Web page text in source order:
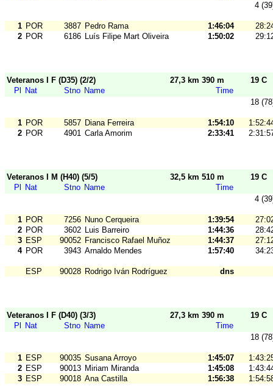
4
1 POR 3887 Pedro Rama 1:46:04
2 POR 6186 Luís Filipe Mart Oliveira 1:50:02
Veteranos I F (D35) (2/2) 27,3 km 390 m
19 C
Pl
Nat Stno Name
Time
18
1 POR 5857 Diana Ferreira 1:54:10
2 POR 4901 Carla Amorim 2:33:41
Veteranos I M (H40) (5/5) 32,5 km 510 m
19 C
Pl
Nat Stno Name
Time
4
1 POR 7256 Nuno Cerqueira 1:39:54
2 POR 3602 Luis Barreiro 1:44:36
3 ESP 90052 Francisco Rafael Muñoz 1:44:37
4 POR 3943 Arnaldo Mendes 1:57:40
ESP 90028 Rodrigo Iván Rodríguez dns
Veteranos I F (D40) (3/3) 27,3 km 390 m
19 C
Pl
Nat Stno Name
Time
18
1 ESP 90035 Susana Arroyo 1:45:07
2 ESP 90013 Miriam Miranda 1:45:08
3 ESP 90018 Ana Castilla 1:56:38